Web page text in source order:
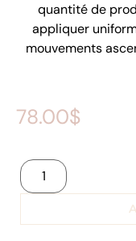
quantité de
appliquer
mouvements
78.00$